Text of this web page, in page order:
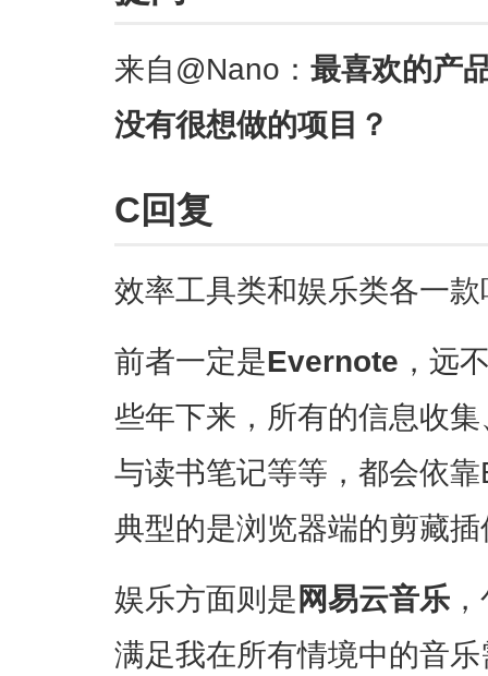
来自@Nano： 最喜欢的产
没有很想做的项目？
C回复
效率工具类和娱乐类各一
前者一定是Evernote ，远
些年下来，所有的信息收
与读书笔记等等，都会依
典型的是浏览器端的剪藏
娱乐方面则是 网易云音乐
满足我在所有情境中的音